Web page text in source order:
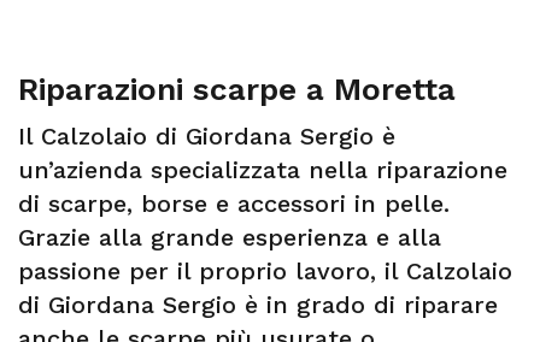
Riparazioni scarpe a Moretta
Il Calzolaio di Giordana Sergio è
un’azienda specializzata nella riparazione
di scarpe, borse e accessori in pelle.
Grazie alla grande esperienza e alla
passione per il proprio lavoro, il Calzolaio
di Giordana Sergio è in grado di riparare